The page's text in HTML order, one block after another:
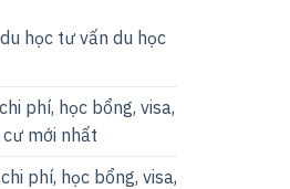
học tư vấn du học
phí, học bổng, visa,
mới nhất
phí, học bổng, visa,